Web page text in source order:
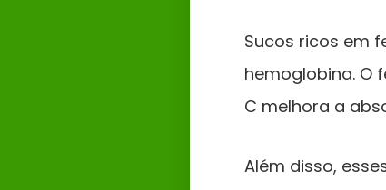
Sucos ricos em
hemoglobina. O
C melhora a
Além disso,